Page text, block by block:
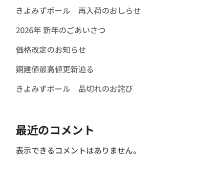
きよみずボール 再入荷のおしらせ
2026年 新年のごあいさつ
価格改定のお知らせ
銅建値最高値更新迫る
きよみずボール 品切れのお詫び
最近のコメント
表示できるコメントはありません。